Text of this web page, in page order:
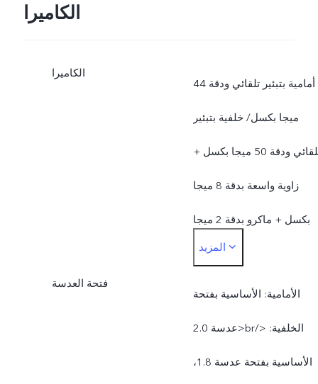
الكاميرا
الكاميرا
أمامية بتبئير تلقائي ودقة 44
ميجا بكسل/ خلفية بتبئير
تلقائي ودقة 50 ميجا بكسل +
زاوية واسعة بدقة 8 ميجا
بكسل + ماكرو بدقة 2 ميجا
بكسل
المزيد
فتحة العدسة
الأمامية: الأساسية بفتحة
عدسة 2.0>br/> الخلفية:
الأساسية بفتحة عدسة 1.8،